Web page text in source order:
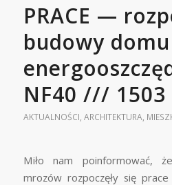
PRACE —
budowy domu
NF40 /// 1503
AKTUALNOŚCI, ARCHITEKTURA,
Miło nam poinformować,
mrozów rozpoczęły się